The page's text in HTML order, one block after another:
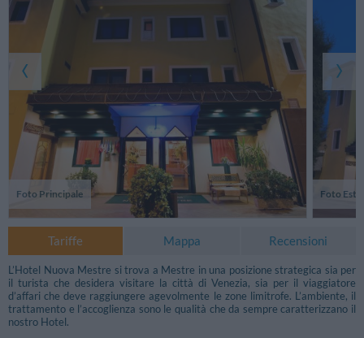
Foto Principale Foto
Tariffe Mappa Recensioni
L’Hotel Nuova Mestre si trova a Mestre in una posizione strategica sia per
il turista che desidera visitare la città di Venezia, sia per il viaggiatore
d’affari che deve raggiungere agevolmente le zone limitrofe. L’ambiente, il
trattamento e l’accoglienza sono le qualità che da sempre caratterizzano il
nostro Hotel.